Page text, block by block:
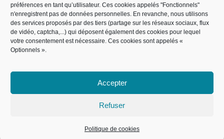
préférences en tant qu’utilisateur. Ces cookies appelés "Fonctionnels"
n'enregistrent pas de données personnelles. En revanche, nous utilisons
des services proposés par des tiers (partage sur les réseaux sociaux, flux
de vidéo, captcha,...) qui déposent également des cookies pour lequel
votre consentement est nécessaire. Ces cookies sont appelés «
Optionnels ».
Accepter
Refuser
Politique de cookies
NOUS CONTACTER
04 93 27 64 00
MENTIONS LÉGALESPOLITIQUE DE COOKIES
ACCESSIBILITÉ : PARTIELLEMENT CONFORME